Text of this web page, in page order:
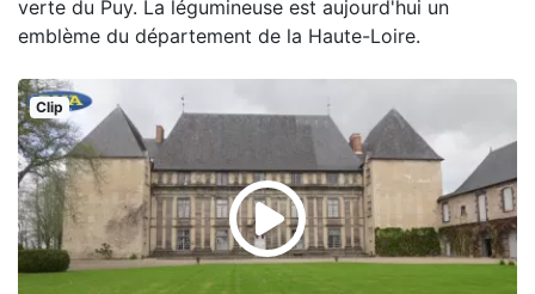
verte du Puy. La légumineuse est aujourd'hui un
emblème du département de la Haute-Loire.
Clip